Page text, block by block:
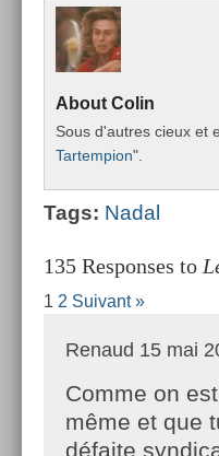
About Colin
Sous d'aut­res cieux et
Tar­temp­ion".
Tags: Nadal
135 Responses to
1 2 Suivant »
Renaud 15 mai
Comme on
même et que
défaite